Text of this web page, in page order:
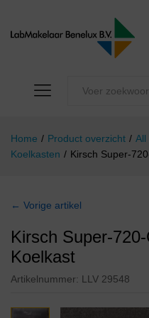
Home / Product overzicht / All
Koelkasten / Kirsch Super-
← Vorige artikel
Kirsch Super-
Koelkast
Artikelnummer: LLV 29548